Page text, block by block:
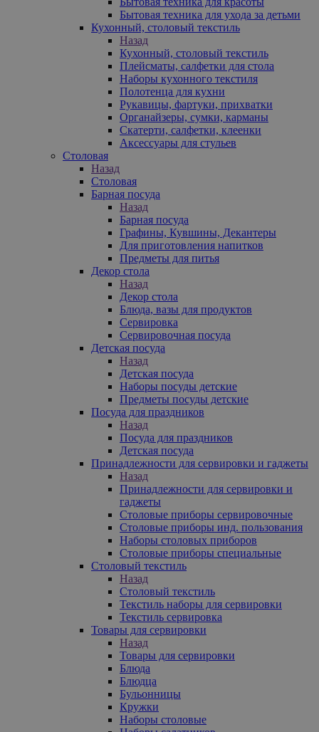
Бытовая техника для ухода за детьми
Кухонный, столовый текстиль
Назад
Кухонный, столовый текстиль
Плейсматы, салфетки для стола
Наборы кухонного текстиля
Полотенца для кухни
Рукавицы, фартуки, прихватки
Органайзеры, сумки, карманы
Скатерти, салфетки, клеенки
Аксессуары для стульев
Столовая
Назад
Столовая
Барная посуда
Назад
Барная посуда
Графины, Кувшины, Декантеры
Для приготовления напитков
Предметы для питья
Декор стола
Назад
Декор стола
Блюда, вазы для продуктов
Сервировка
Сервировочная посуда
Детская посуда
Назад
Детская посуда
Наборы посуды детские
Предметы посуды детские
Посуда для праздников
Назад
Посуда для праздников
Детская посуда
Принадлежности для сервировки и гаджеты
Назад
Принадлежности для сервировки и
гаджеты
Столовые приборы сервировочные
Столовые приборы инд. пользования
Наборы столовых приборов
Столовые приборы специальные
Столовый текстиль
Назад
Столовый текстиль
Текстиль наборы для сервировки
Текстиль сервировка
Товары для сервировки
Назад
Товары для сервировки
Блюда
Блюдца
Бульонницы
Кружки
Наборы столовые